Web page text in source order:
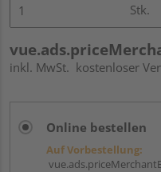
Stk.
inkl. MwSt. kostenloser
Online bestellen
Auf Vorbestellung: